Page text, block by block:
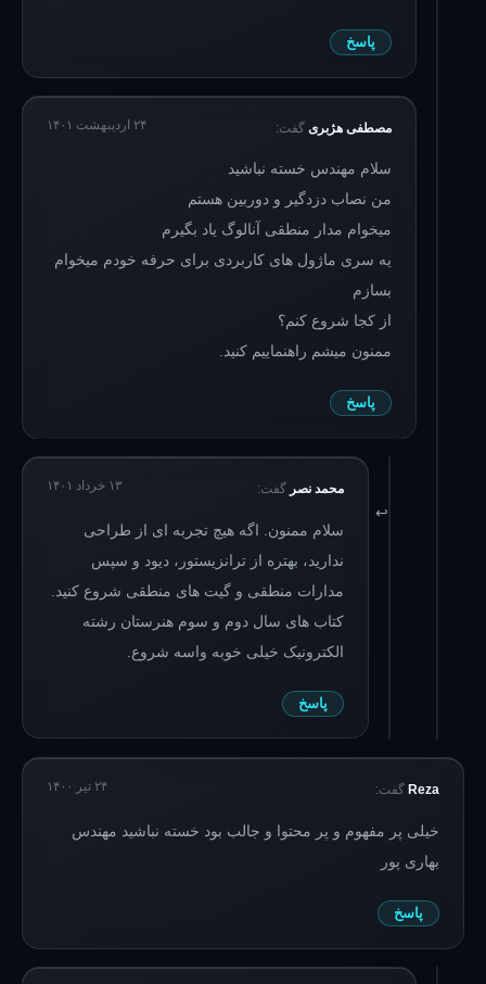
پاسخ
مصطفی هژبری گفت: ۲۴ اردیبهشت ۱۴۰۱
سلام مهندس خسته نباشید
من نصاب دزدگیر و دوربین هستم
میخوام مدار منطقی آنالوگ یاد بگیرم
یه سری ماژول های کاربردی برای حرفه خودم میخوام
بسازم
از کجا شروع کنم؟
ممنون میشم راهنماییم کنید.
پاسخ
محمد نصر گفت: ۱۳ خرداد ۱۴۰۱
سلام ممنون. اگه هیچ تجربه ای از طراحی
ندارید، بهتره از ترانزیستور، دیود و سپس
مدارات منطقی و گیت های منطقی شروع کنید.
کتاب های سال دوم و سوم هنرستان رشته
الکترونیک خیلی خوبه واسه شروع.
پاسخ
Reza گفت: ۲۴ تیر ۱۴۰۰
خیلی پر مفهوم و پر محتوا و جالب بود خسته نباشید مهندس
بهاری پور
پاسخ